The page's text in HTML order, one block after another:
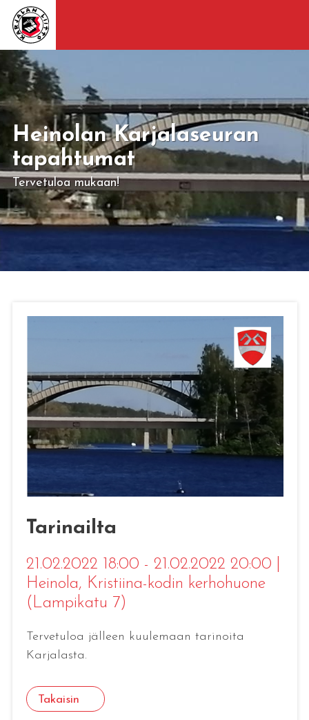
Heinolan Karjalaseuran
tapahtumat
Tervetuloa mukaan!
Tarinailta
21.02.2022 18:00 - 21.02.2022 20:00
Heinola, Kristiina-kodin kerhohuone
(Lampikatu 7)
Tervetuloa jälleen kuulemaan tarinoita
Karjalasta.
Takaisin